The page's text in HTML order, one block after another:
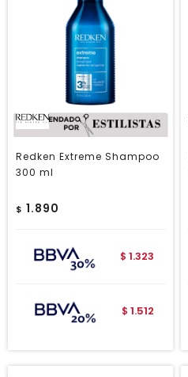
Redken Extreme Shampoo
300 ml
$ 1.890
$ 1.323
$ 1.512